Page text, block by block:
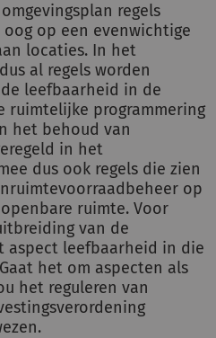
regels
op een evenwichtige
locaties. In het
al regels worden
leefbaarheid in de
ruimtelijke programmering
het behoud van
in het
dus ook regels die zien
op
ruimte. Voor
van de
aspect leefbaarheid in die
het om aspecten als
het reguleren van